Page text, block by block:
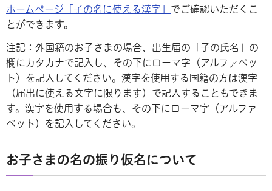
ホームページ「子の名に使える漢字」 でご確認いただくこ
とができます。
注記：外国籍のお子さまの場合、出生届の「子の氏名」の
欄にカタカナで記入し、その下にローマ字（アルファベッ
ト）を記入してください。漢字を使用する国籍の方は漢字
（届出に使える文字に限ります）で記入することもできま
す。漢字を使用する場合も、その下にローマ字（アルファ
ベット）を記入してください。
お子さまの名の振り仮名について